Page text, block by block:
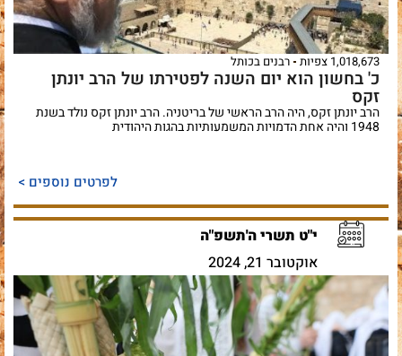
1,018,673 צפיות רבנים בכותל
כ' בחשון הוא יום השנה לפטירתו של הרב יונתן
זקס
הרב יונתן זקס, היה הרב הראשי של בריטניה. הרב יונתן זקס נולד בשנת
1948 והיה אחת הדמויות המשמעותיות בהגות היהודית
לפרטים נוספים >
י"ט תשרי ה'תשפ"ה
אוקטובר 21, 2024